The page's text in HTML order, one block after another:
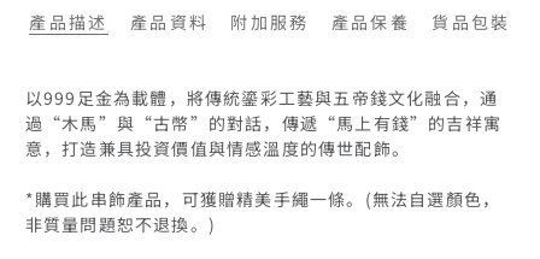
產品描述 產品資料 附加服務 產品保養 貨品包裝
以999足金為載體，將傳統鎏彩工藝與五帝錢文化融合，通
過“木馬”與“古幣”的對話，傳遞“馬上有錢”的吉祥寓
意，打造兼具投資價值與情感溫度的傳世配飾。
*購買此串飾產品，可獲贈精美手繩一條。(無法自選顏色，
非質量問題恕不退換。)